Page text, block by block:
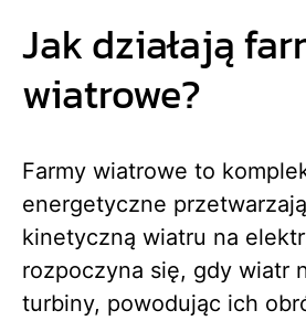
Jak działają
wiatrowe?
Farmy wiatrowe to
energetyczne
kinetyczną wiatru na
rozpoczyna się, gdy wiatr
turbiny, powodując ich